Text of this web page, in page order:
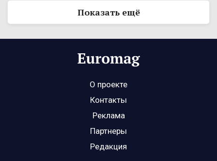
Показать ещё
О проекте
Контакты
Реклама
Партнеры
Редакция